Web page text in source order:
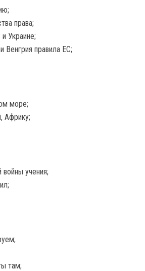
права;
Украине;
Венгрия правила ЕС;
море;
Африку;
учения;
там;